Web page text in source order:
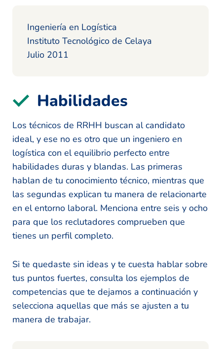
Ingeniería en Logística
Instituto Tecnológico de Celaya
Julio 2011
Habilidades
Los técnicos de RRHH buscan al candidato
ideal, y ese no es otro que un ingeniero en
logística con el equilibrio perfecto entre
habilidades duras y blandas. Las primeras
hablan de tu conocimiento técnico, mientras que
las segundas explican tu manera de relacionarte
en el entorno laboral. Menciona entre seis y ocho
para que los reclutadores comprueben que
tienes un perfil completo.
Si te quedaste sin ideas y te cuesta hablar sobre
tus puntos fuertes, consulta los ejemplos de
competencias que te dejamos a continuación y
selecciona aquellas que más se ajusten a tu
manera de trabajar.